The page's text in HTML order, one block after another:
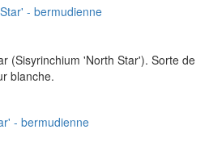
(Sisyrinchium 'North Star'). Sorte de
blanche.
- bermudienne